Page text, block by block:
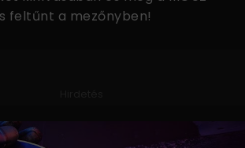
feltűnt a mezőnyben!